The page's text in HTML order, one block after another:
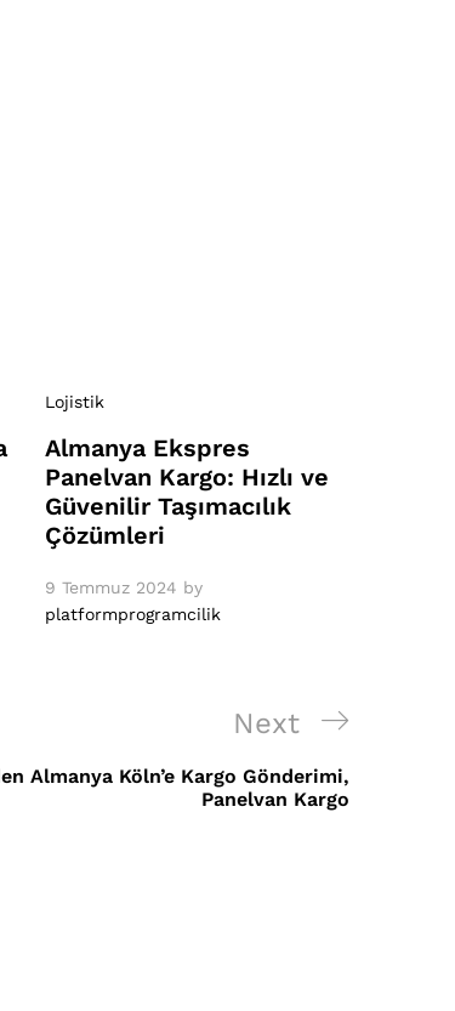
Lojistik
Almanya Ekspres
Panelvan Kargo: Hızlı ve
Güvenilir Taşımacılık
Çözümleri
9 Temmuz 2024 by
platformprogramcilik
Next
Post
Next
Almanya Köln’e Kargo Gönderimi,
Panelvan Kargo